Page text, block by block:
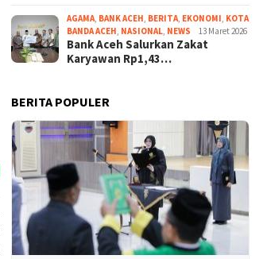
AGAMA BANK ACEH BERITA EKONOMI KOTA
BANDA ACEH NASIONAL NEWS 13 Maret 2026
Bank Aceh Salurkan Zakat
Karyawan Rp1,43…
BERITA POPULER